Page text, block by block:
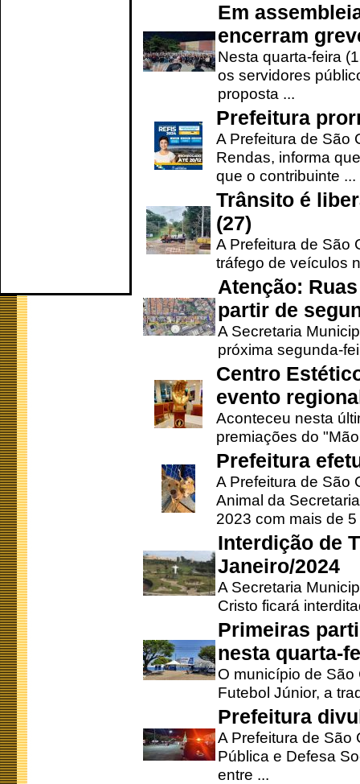
Em
encerram
Nesta quarta-feira
os servidores
proposta ...
Prefeitura
A Prefeitura de São
Rendas, informa
que o contribuinte ...
Trânsito é
(27)
A Prefeitura de São
tráfego de veículos
Atenção:
partir de
A Secretaria
próxima segunda-
Centro
evento
Aconteceu nesta
premiações do
Prefeitura
A Prefeitura de São
Animal da
2023 com mais de 5
Interdição de
Janeiro/2024
A Secretaria
Cristo ficará
Primeiras
nesta quarta-
O município de
Futebol Júnior, a
Prefeitura
A Prefeitura de São
Pública e Defesa
entre ...